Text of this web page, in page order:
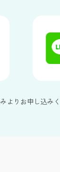
よりお申し込み